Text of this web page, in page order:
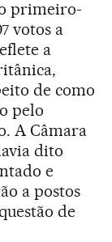
primeiro-
votos a
a
de como
pelo
A Câmara
dito
e
a postos
de